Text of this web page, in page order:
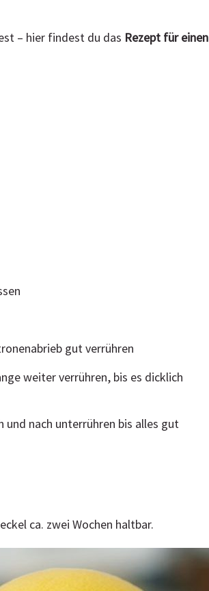
– hier findest du das Rezept für einen
gut verrühren
weiter verrühren, bis es dicklich
und nach unterrühren bis alles gut
ca. zwei Wochen haltbar.